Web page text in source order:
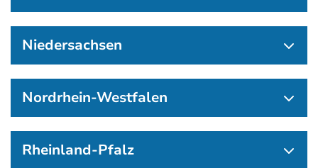
Niedersachsen
Nordrhein-Westfalen
Rheinland-Pfalz